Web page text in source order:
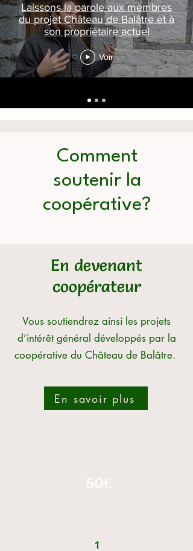
Laissons la parole aux membres
du projet Château de Balâtre et à
son propriétaire actuel
Voir
Comment
soutenir la
coopérative?
En devenant
coopérateur
Vous soutiendrez ainsi les projets
d’intérêt général développés par la
coopérative du Château de Balâtre.
En savoir plus
1